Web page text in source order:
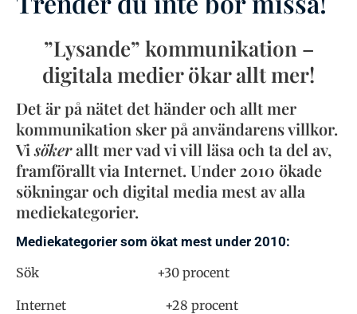
”Lysande” kommunikation –
digitala medier ökar allt mer!
Det är på nätet det händer och allt mer
kommunikation sker på användarens villkor.
Visökerallt mer vad vi vill läsa och ta del av,
framförallt via Internet. Under 2010 ökade
sökningar och digital media mest av alla
mediekategorier.
Mediekategorier som ökat mest under 2010:
Sök +30 procent
Internet +28 procent